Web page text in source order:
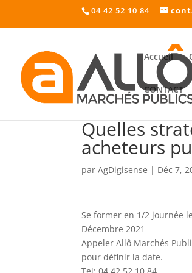
04 42 52 10 84
Accueil
CONTACT
Quelles
acheteurs
parAgDigisense | Déc 7,
Se former en 1/2 journée
Décembre 2021
Appeler Allô Marchés
pour définir la date.